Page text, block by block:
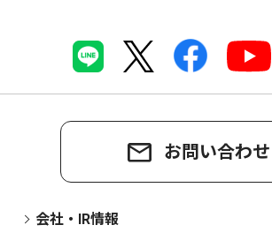
お問い合わせ
会社・IR情報